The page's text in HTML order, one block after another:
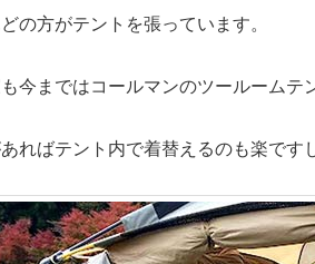
の方がテントを張っています。
今まではコールマンのツールームテ
ればテント内で着替えるのも楽です